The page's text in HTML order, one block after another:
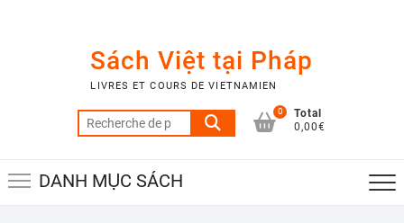
Sách Việt tại Pháp
LIVRES ET COURS DE VIETNAMIEN
Recherche
pour :
0
Total
0,00€
DANH MỤC SÁCH